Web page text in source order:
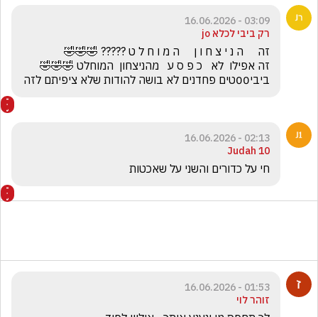
03:09 - 16.06.2026
רק ביבי לכלא jo
ביבי00טים פחדנים לא בושה להודות שלא ציפיתם לזה
02:13 - 16.06.2026
Judah 10
‏חי על כדורים והשני על שאכטות
01:53 - 16.06.2026
זוהר לוי